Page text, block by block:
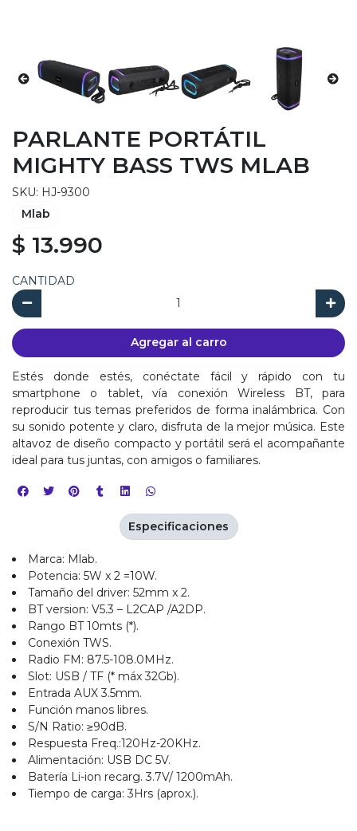
PARLANTE PORTÁTIL
MIGHTY BASS TWS MLAB
SKU: HJ-9300
Mlab
$ 13.990
CANTIDAD
Agregar al carro
Estés donde estés, conéctate fácil y rápido con tu
smartphone o tablet, vía conexión Wireless BT, para
reproducir tus temas preferidos de forma inalámbrica. Con
su sonido potente y claro, disfruta de la mejor música. Este
altavoz de diseño compacto y portátil será el acompañante
ideal para tus juntas, con amigos o familiares.
Marca: Mlab.
Potencia: 5W x 2 =10W.
Tamaño del driver: 52mm x 2.
BT version: V5.3 – L2CAP /A2DP.
Rango BT 10mts (*).
Conexión TWS.
Radio FM: 87.5-108.0MHz.
Slot: USB / TF (* máx 32Gb).
Entrada AUX 3.5mm.
Función manos libres.
S/N Ratio: ≥90dB.
Respuesta Freq.:120Hz-20KHz.
Alimentación: USB DC 5V.
Batería Li-ion recarg. 3.7V/ 1200mAh.
Tiempo de carga: 3Hrs (aprox.).
Especificaciones